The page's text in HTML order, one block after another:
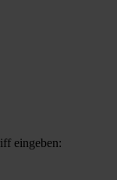
eingeben: